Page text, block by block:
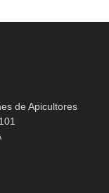
de Apicultores